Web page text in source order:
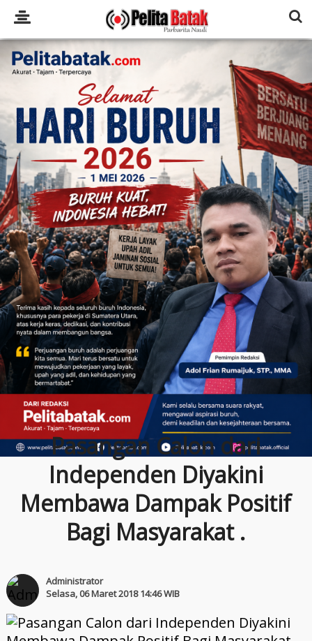
Pasangan Calon dari
Independen Diyakini
Membawa Dampak Positif
Bagi Masyarakat .
Administrator
Selasa, 06 Maret 2018 14:46 WIB